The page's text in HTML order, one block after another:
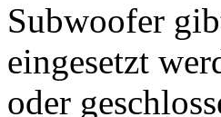
Subwoofer
eingesetzt
oder